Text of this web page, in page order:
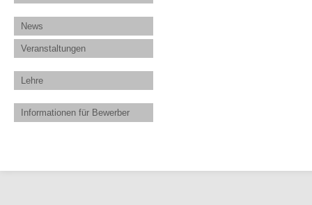
News
Veranstaltungen
Lehre
Informationen für Bewerber